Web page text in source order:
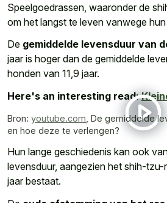
Speelgoedrassen, waaronder de
om het langst te leven vanwege
De gemiddelde levensduur van
jaar is hoger dan de gemiddelde
honden van 11,9 jaar.
Here's an interesting read:
Bron: youtube.com De gemiddelde
en hoe deze te verlengen?
Hun lange geschiedenis kan ook
levensduur, aangezien het shih-tzu-
jaar bestaat.